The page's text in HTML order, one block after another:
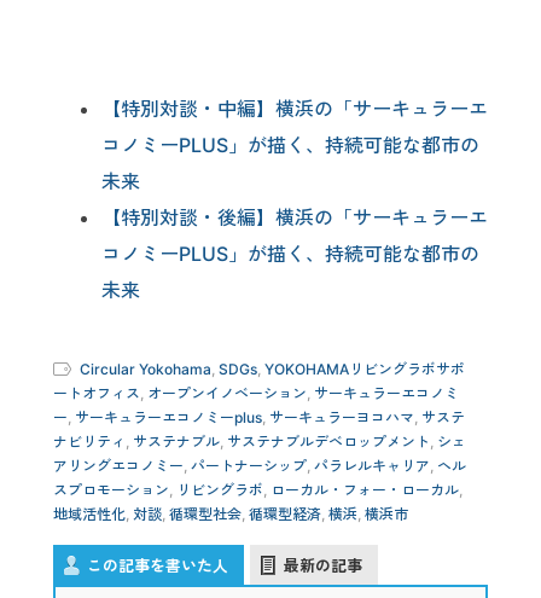
【特別対談・中編】横浜の「サーキュラーエ
コノミーPLUS」が描く、持続可能な都市の
未来
【特別対談・後編】横浜の「サーキュラーエ
コノミーPLUS」が描く、持続可能な都市の
未来
Circular Yokohama, SDGs, YOKOHAMAリビングラボサポ
ートオフィス, オープンイノベーション, サーキュラーエコノミ
ー, サーキュラーエコノミーplus, サーキュラーヨコハマ, サステ
ナビリティ , サステナブル, サステナブルデベロップメント , シェ
アリングエコノミー, パートナーシップ, パラレルキャリア, ヘル
スプロモーション, リビングラボ, ローカル・フォー・ローカル,
地域活性化, 対談, 循環型社会, 循環型経済, 横浜, 横浜市
この記事を書いた人 最新の記事